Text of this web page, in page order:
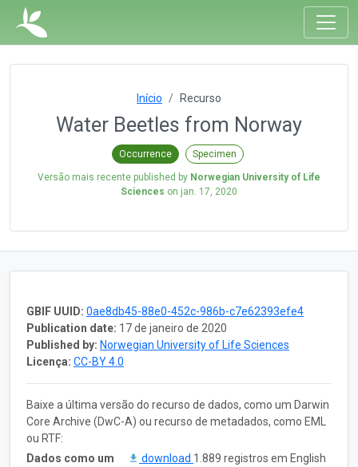
Início Recurso
Water Beetles from Norway
Occurrence Specimen
Versão mais recente published by Norwegian University of Life
Sciences on jan. 17, 2020
GBIF UUID: 0ae8db45-88e0-452c-986b-c7e62393efe4
Publication date: 17 de janeiro de 2020
Published by: Norwegian University of Life Sciences
Licença: CC-BY 4.0
Baixe a última versão do recurso de dados, como um Darwin
Core Archive (DwC-A) ou recurso de metadados, como EML
ou RTF:
Dados como um
download 1.889 registros em English